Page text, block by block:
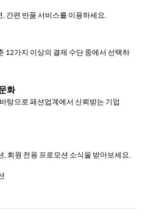
간편 반품 서비스를 이용하세요.
12가지 이상의 결제 수단 중에서 선택하
화
탕으로 패션업계에서 신뢰받는 기업
, 회원 전용 프로모션 소식을 받아보세요.